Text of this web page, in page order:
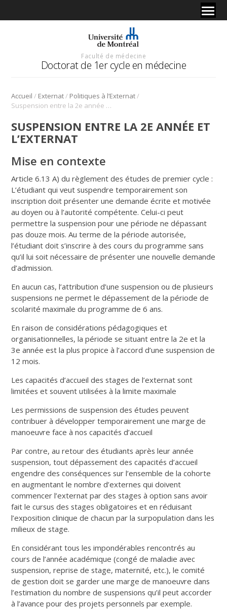
Faculté de médecine
Doctorat de 1er cycle en médecine
Accueil / Externat/ Politiques à l’Externat/
Suspension entre la 2e année et l’externat
SUSPENSION ENTRE LA 2E ANNÉE ET
L’EXTERNAT
Mise en contexte
Article 6.13 A) du règlement des études de premier cycle :
L’étudiant qui veut suspendre temporairement son
inscription doit présenter une demande écrite et motivée
au doyen ou à l’autorité compétente. Celui-ci peut
permettre la suspension pour une période ne dépassant
pas douze mois. Au terme de la période autorisée,
l’étudiant doit s’inscrire à des cours du programme sans
qu’il lui soit nécessaire de présenter une nouvelle demande
d’admission.
En aucun cas, l’attribution d’une suspension ou de plusieurs
suspensions ne permet le dépassement de la période de
scolarité maximale du programme de 6 ans.
En raison de considérations pédagogiques et
organisationnelles, la période se situant entre la 2e et la
3e année est la plus propice à l’accord d’une suspension de
12 mois.
Les capacités d’accueil des stages de l’externat sont
limitées et souvent utilisées à la limite maximale
Les permissions de suspension des études peuvent
contribuer à développer temporairement une marge de
manoeuvre face à nos capacités d’accueil
Par contre, au retour des étudiants après leur année
suspension, tout dépassement des capacités d’accueil
engendre des conséquences sur l’ensemble de la cohorte
en augmentant le nombre d’externes qui doivent
commencer l’externat par des stages à option sans avoir
fait le cursus des stages obligatoires et en réduisant
l’exposition clinique de chacun par la surpopulation dans les
milieux de stage.
En considérant tous les impondérables rencontrés au
cours de l’année académique (congé de maladie avec
suspension, reprise de stage, maternité, etc.), le comité
de gestion doit se garder une marge de manoeuvre dans
l’estimation du nombre de suspensions qu’il peut accorder
à l’avance pour des projets personnels par exemple.